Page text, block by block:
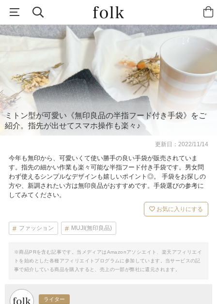
ミトン型が可愛い《無印良品の半指フード付き手袋》をご
紹介。指先が出せてスマホ操作も楽々♪
更新日：2022/11/14
今年も無印から、可愛いくて使い勝手の良い手袋が販売されていま
す。指先の細かい作業も楽々可能な半指フード付き手袋です。男女問
わず使えるシンプルなデザインも嬉しいポイント◎。 手袋をお探しの
方や、新調されたい方は無印良品がおすすめです。手袋選びの参考に
してみてください。
お気に入りにする
ファッション MUJI(無印良品)
※商品PRを含む記事です。当メディアはAmazonアソシエイト、楽天アフィリエイ
トを始めとした各種アフィリエイトプログラムに参加しています。当サービスの記
事で紹介している商品を購入すると、売上の一部が弊社に還元されます。
ライター